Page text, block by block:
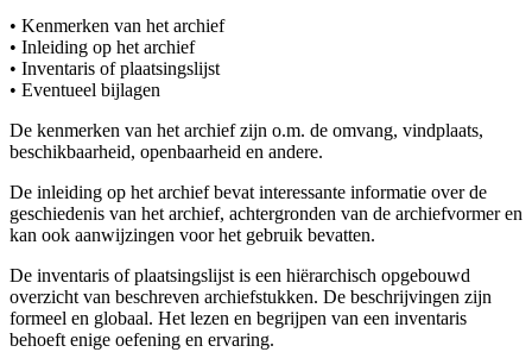
• Kenmerken van het archief
• Inleiding op het archief
• Inventaris of plaatsingslijst
• Eventueel bijlagen
De kenmerken van het archief zijn o.m. de omvang, vindplaats,
beschikbaarheid, openbaarheid en andere.
De inleiding op het archief bevat interessante informatie over de
geschiedenis van het archief, achtergronden van de archiefvormer en
kan ook aanwijzingen voor het gebruik bevatten.
De inventaris of plaatsingslijst is een hiërarchisch opgebouwd
overzicht van beschreven archiefstukken. De beschrijvingen zijn
formeel en globaal. Het lezen en begrijpen van een inventaris
behoeft enige oefening en ervaring.